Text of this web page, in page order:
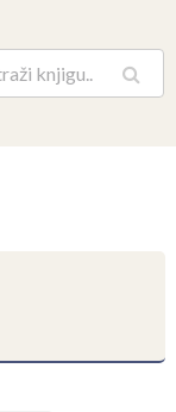
Pretraga